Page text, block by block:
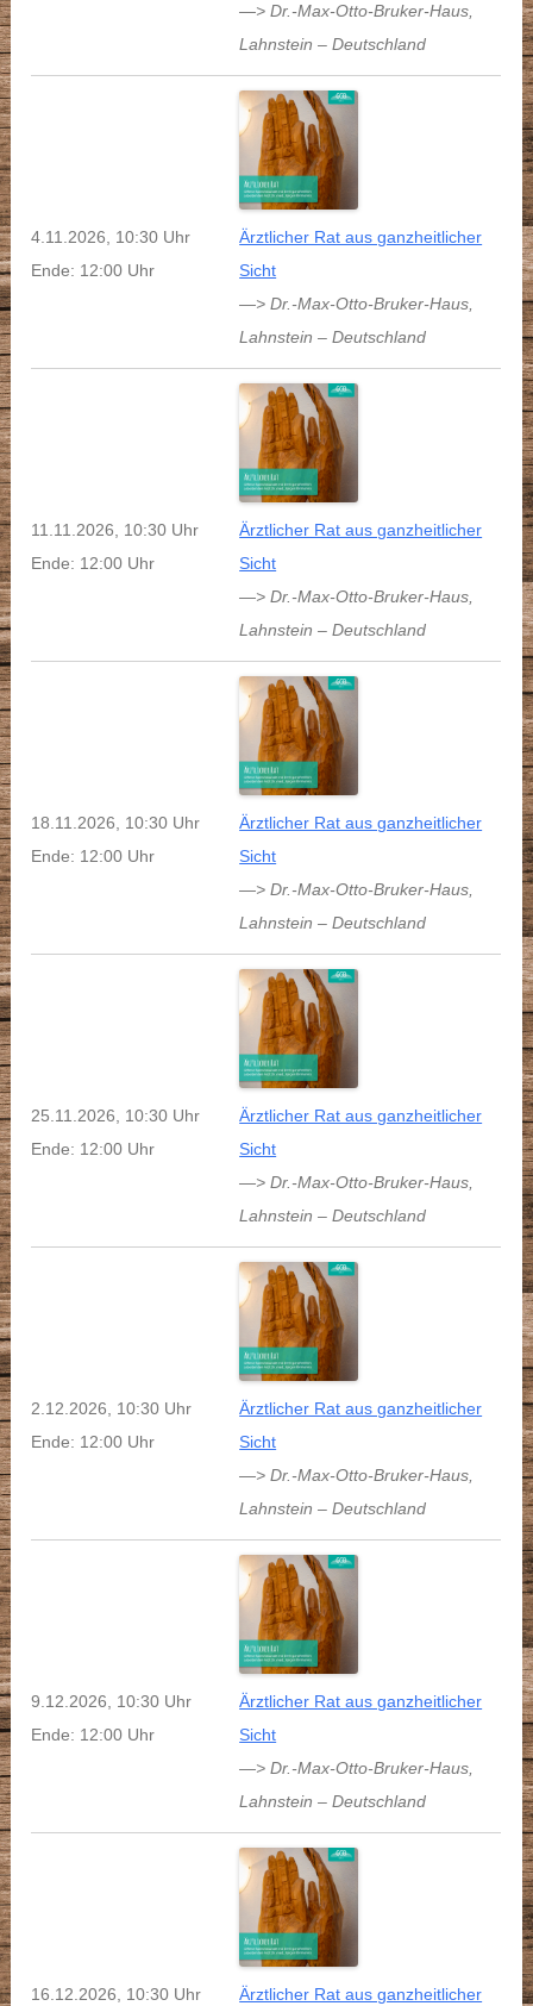
—> Dr.-Max-Otto-Bruker-Haus,
Lahnstein –Deutschland
4.11.2026, 10:30 Uhr
Ende: 12:00 Uhr
Ärztlicher Rat aus ganzheitlicher
Sicht
—> Dr.-Max-Otto-Bruker-Haus,
Lahnstein –Deutschland
11.11.2026, 10:30 Uhr
Ende: 12:00 Uhr
Ärztlicher Rat aus ganzheitlicher
Sicht
—> Dr.-Max-Otto-Bruker-Haus,
Lahnstein –Deutschland
18.11.2026, 10:30 Uhr
Ende: 12:00 Uhr
Ärztlicher Rat aus ganzheitlicher
Sicht
—> Dr.-Max-Otto-Bruker-Haus,
Lahnstein –Deutschland
25.11.2026, 10:30 Uhr
Ende: 12:00 Uhr
Ärztlicher Rat aus ganzheitlicher
Sicht
—> Dr.-Max-Otto-Bruker-Haus,
Lahnstein –Deutschland
2.12.2026, 10:30 Uhr
Ende: 12:00 Uhr
Ärztlicher Rat aus ganzheitlicher
Sicht
—> Dr.-Max-Otto-Bruker-Haus,
Lahnstein –Deutschland
9.12.2026, 10:30 Uhr
Ende: 12:00 Uhr
Ärztlicher Rat aus ganzheitlicher
Sicht
—> Dr.-Max-Otto-Bruker-Haus,
Lahnstein –Deutschland
16.12.2026, 10:30 Uhr Ärztlicher Rat aus ganzheitlicher